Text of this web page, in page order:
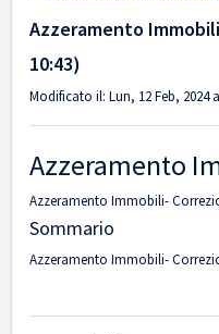
Azzeramento
10:43)
Modificato il: Lun, 12 Feb, 2024
Azzeramento
Azzeramento Immobili-
Sommario
Azzeramento Immobili-